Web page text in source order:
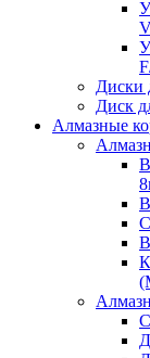
Диски
Диск
Алмазные